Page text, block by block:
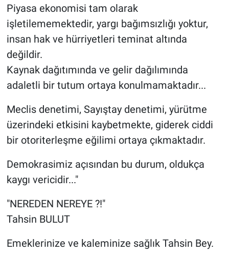
Piyasa ekonomisi tam olarak
işletilememektedir, yargı bağımsızlığı yoktur,
insan hak ve hürriyetleri teminat altında
değildir.
Kaynak dağıtımında ve gelir dağılımında
adaletli bir tutum ortaya konulmamaktadır...
Meclis denetimi, Sayıştay denetimi, yürütme
üzerindeki etkisini kaybetmekte, giderek ciddi
bir otoriterleşme eğilimi ortaya çıkmaktadır.
Demokrasimiz açısından bu durum, oldukça
kaygı vericidir..."
"NEREDEN NEREYE ?!"
Tahsin BULUT
Emeklerinize ve kaleminize sağlık Tahsin Bey.